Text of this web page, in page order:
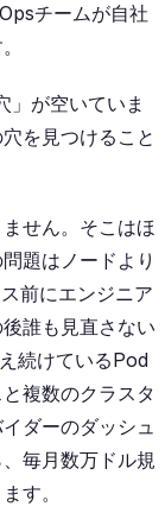
チームが自社
」が空いていま
を見つけること
せん。そこはほ
題はノードより
前にエンジニア
誰も見直さない
続けているPod
複数のクラスタ
ダーのダッシュ
毎月数万ドル規
す。